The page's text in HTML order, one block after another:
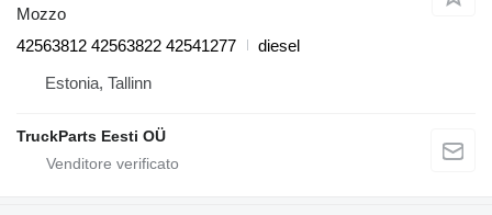
Mozzo
42563812 42563822 42541277
diesel
Estonia, Tallinn
TruckParts Eesti OÜ